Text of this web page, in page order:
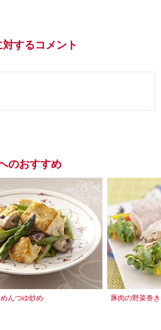
するコメント
のおすすめ
んつゆ炒め 豚肉の野菜巻